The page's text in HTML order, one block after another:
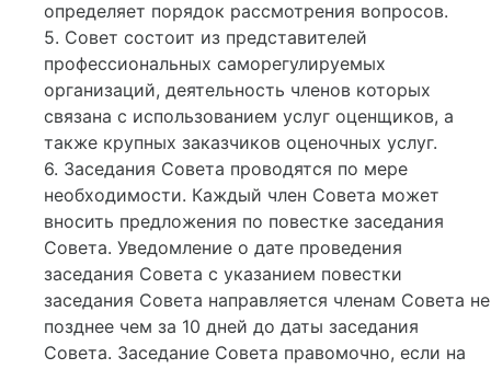
определяет порядок рассмотрения вопросов.
5. Совет состоит из представителей
профессиональных саморегулируемых
организаций, деятельность членов которых
связана с использованием услуг оценщиков, а
также крупных заказчиков оценочных услуг.
6. Заседания Совета проводятся по мере
необходимости. Каждый член Совета может
вносить предложения по повестке заседания
Совета. Уведомление о дате проведения
заседания Совета с указанием повестки
заседания Совета направляется членам Совета не
позднее чем за 10 дней до даты заседания
Совета. Заседание Совета правомочно, если на